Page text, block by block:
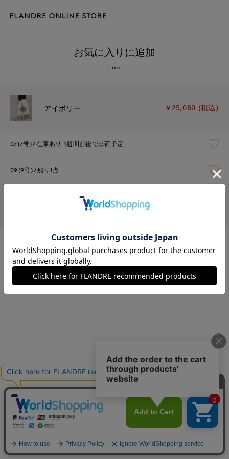
お気に入りに追加
Like
アイボリー ￥25,080 (税込)
07(7号) 在庫あり 1週間前後で出荷予定
09(9号) 残り1点
在庫なし